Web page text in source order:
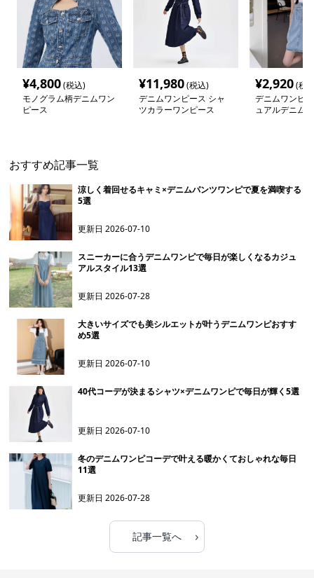
¥4,800(税込)
モノグラム柄デニムワン
ピース
¥11,980(税込)
デニムワンピース シャ
ツカラーワンピース
¥2,920(税
デニムワンピ
ュアルデニム
おすすめ記事一覧
涼しく着回せるキャミ×デニムパンツワンピで夏を満喫する
5選
更新日2026-07-10
スニーカーに合うデニムワンピで毎日が楽しくなるカジュ
アルスタイル13選
更新日2026-07-28
大きいサイズでも美シルエットが叶うデニムワンピおすす
め5選
更新日2026-07-10
40代コーデが決まるシャツ×デニムワンピで毎日が輝く5選
更新日2026-07-10
冬のデニムワンピコーデで叶える暖かくておしゃれな毎日
11選
更新日2026-07-28
記事一覧へ ›